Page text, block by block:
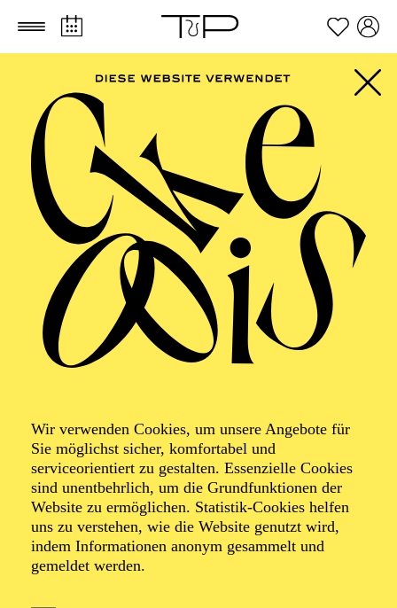
Zum Hauptinhalt springen Zum Footer springen
Wir verwenden Cookies, um unsere Angebote für
Sie möglichst sicher, komfortabel und
serviceorientiert zu gestalten. Essenzielle Cookies
sind unentbehrlich, um die Grundfunktionen der
Website zu ermöglichen. Statistik-Cookies helfen
uns zu verstehen, wie die Website genutzt wird,
indem Informationen anonym gesammelt und
gemeldet werden.
PHILHARMONIE
Kinderkonzert
Akkordeon zum
Anfassen